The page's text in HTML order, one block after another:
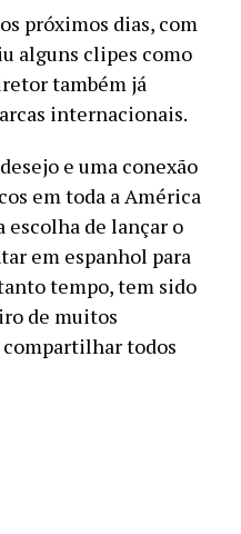
próximos dias, com
alguns clipes como
também já
internacionais.
e uma conexão
em toda a América
escolha de lançar o
em espanhol para
tempo, tem sido
de muitos
compartilhar todos